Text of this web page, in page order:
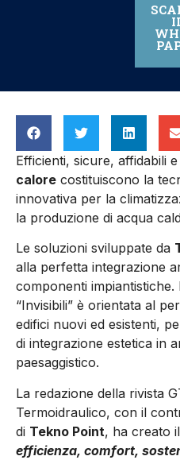
Efficienti, sicure, affidabili
calore costituiscono la
innovativa per la
la produzione di acqua
Le soluzioni sviluppate da
alla perfetta integrazione
componenti
“Invisibili” è orientata al
edifici nuovi ed esistenti,
di integrazione estetica in
paesaggistico.
La redazione della rivista
Termoidraulico, con il
di Tekno Point, ha creato il
efficienza, comfort,